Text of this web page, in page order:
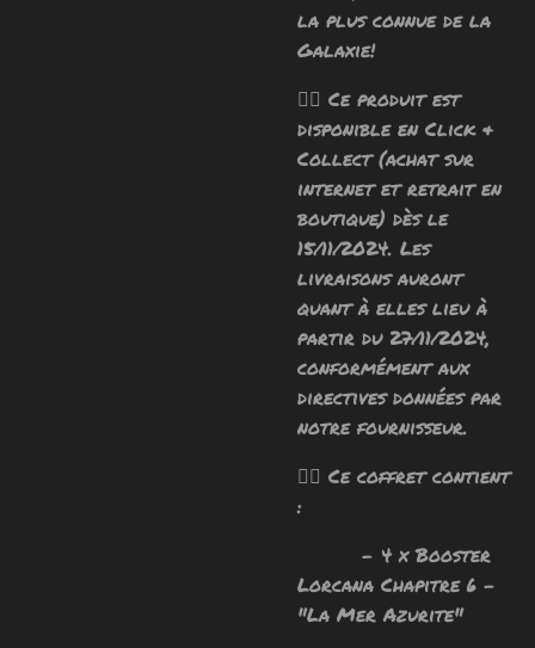
la plus connue de la
Galaxie!
🧙‍♂️ Ce produit est
disponible en Click &
Collect (achat sur
internet et retrait en
boutique) dès le
15/11/2024. Les
livraisons auront
quant à elles lieu à
partir du 27/11/2024,
conformément aux
directives données par
notre fournisseur.
🧙‍♂️ Ce coffret contient
:
- 4 x Booster
Lorcana Chapitre 6 -
"La Mer Azurite"